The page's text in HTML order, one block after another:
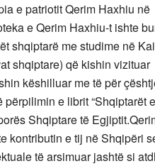
e patriotit Qerim Haxhiu në
e Qerim Haxhiu-t ishte
shqiptarë me studime në
shqiptare) që kishin vizituar
këshilluar me të për
e librit “Shqiptarët e
Shqiptare të
kontributin e tij në Shqipëri
të arsimuar jashtë si